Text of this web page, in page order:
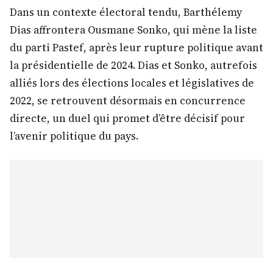
Dans un contexte électoral tendu, Barthélemy
Dias affrontera Ousmane Sonko, qui mène la liste
du parti Pastef, après leur rupture politique avant
la présidentielle de 2024. Dias et Sonko, autrefois
alliés lors des élections locales et législatives de
2022, se retrouvent désormais en concurrence
directe, un duel qui promet d’être décisif pour
l’avenir politique du pays.